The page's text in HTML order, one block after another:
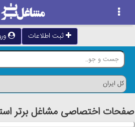
ثبت اطلاعات
صفحات اختصاصی مشاغل برتر